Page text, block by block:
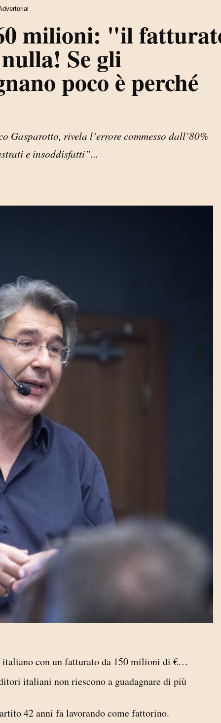
milioni: "il
Se gli
poco è perché
Gasparotto, rivela l’errore commesso dall’80%
e insoddisfatti”...
italiano con un fatturato da 150 milioni di €…
italiani non riescono a guadagnare di più
42 anni fa lavorando come fattorino.